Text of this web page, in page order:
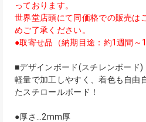
っております。
世界堂店頭にて同価格での販売は
めご了承ください。
●取寄せ品（納期目途：約1週間～
■デザインボード(スチレンボード)
軽量で加工しやすく、着色も自由
たスチロールボード！
●厚さ…2mm厚